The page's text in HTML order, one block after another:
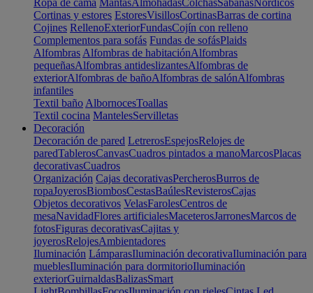
Ropa de cama MantasAlmohadasColchasSábanasNórdicos
Cortinas y estores EstoresVisillosCortinasBarras de cortina
Cojines RellenoExteriorFundasCojín con relleno
Complementos para sofás Fundas de sofásPlaids
Alfombras Alfombras de habitaciónAlfombras
pequeñasAlfombras antideslizantesAlfombras de
exteriorAlfombras de bañoAlfombras de salónAlfombras
infantiles
Textil baño AlbornocesToallas
Textil cocina MantelesServilletas
Decoración
Decoración de pared LetrerosEspejosRelojes de
paredTablerosCanvasCuadros pintados a manoMarcosPlacas
decorativasCuadros
Organización Cajas decorativasPercherosBurros de
ropaJoyerosBiombosCestasBaúlesRevisterosCajas
Objetos decorativos VelasFarolesCentros de
mesaNavidadFlores artificialesMaceterosJarronesMarcos de
fotosFiguras decorativasCajitas y
joyerosRelojesAmbientadores
Iluminación LámparasIluminación decorativaIluminación para
mueblesIluminación para dormitorioIluminación
exteriorGuirnaldasBalizasSmart